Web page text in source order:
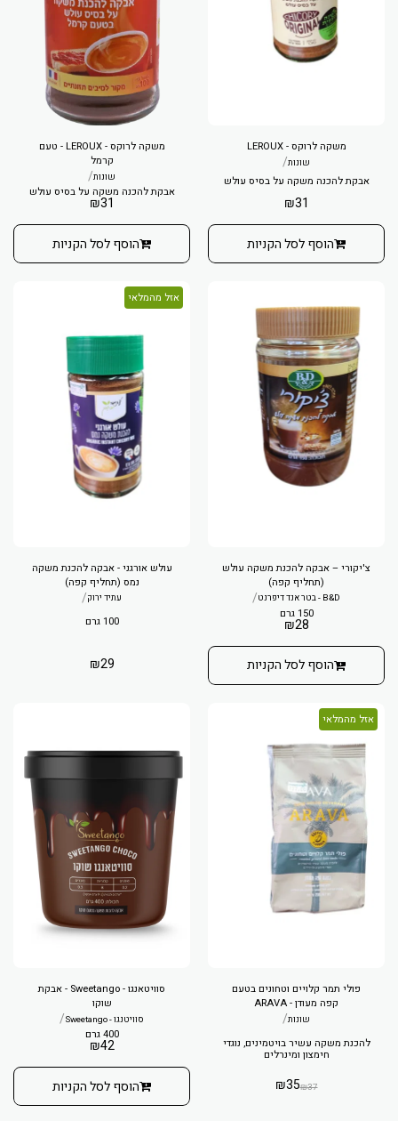
משקה לרוקס - LEROUX
שונות/
אבקת להכנה משקה על בסיס עולש
₪31
הוסף לסל הקניות
משקה לרוקס - LEROUX - טעם
קרמל
שונות/
אבקת להכנה משקה על בסיס עולש
₪31
הוסף לסל הקניות
צ'יקורי – אבקה להכנת משקה עולש
(תחליף קפה)
B&D - בטר אנד דיפרנט /
150 גרם
₪28
הוסף לסל הקניות
אזל מהמלאי
עולש אורגני - אבקה להכנת משקה
נמס (תחליף קפה)
עתיד ירוק/
100 גרם
₪29
אזל מהמלאי
פולי תמר קלויים וטחונים בטעם
קפה מעודן - ARAVA
שונות/
להכנת משקה עשיר בויטמינים, נוגדי
חימצון ומינרלים
₪37
₪35
סוויטאנגו - Sweetango - אבקת
שוקו
סוויטנגו - Sweetango /
400 גרם
₪42
הוסף לסל הקניות